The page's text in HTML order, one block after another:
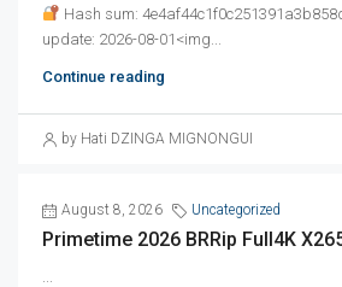
Hash sum:
update: 2026-08-01<img...
Continue reading
by Hati DZINGA MIGNONGUI
August 8, 2026 Uncategorized
Primetime 2026 BRRip Full4K
...